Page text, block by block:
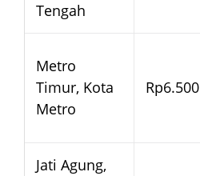
Tengah
Metro
Timur, Kota
Metro
Rp6.500
Jati Agung,